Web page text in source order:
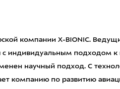
компании X-BIONIC.
с индивидуальным подходом
научный подход. С
компанию по развитию